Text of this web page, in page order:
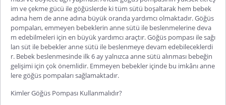
im ve çekme gücü ile göğüslerde ki tüm sütü boşaltarak hem bebek
adına hem de anne adına büyük oranda yardımcı olmaktadır. Göğüs
pompaları, emmeyen bebeklerin anne sütü ile beslenmelerine deva
m edebilmeleri için en büyük yardımcı araçtır. Göğüs pompası ile sağı
lan süt ile bebekler anne sütü ile beslenmeye devam edebileceklerdi
r. Bebek beslenmesinde ilk 6 ay yalnızca anne sütü alınması bebeğin
gelişimi için çok önemlidir. Emmeyen bebekler içinde bu imkânı anne
lere göğüs pompaları sağlamaktadır.
Kimler Göğüs Pompası Kullanmalıdır?